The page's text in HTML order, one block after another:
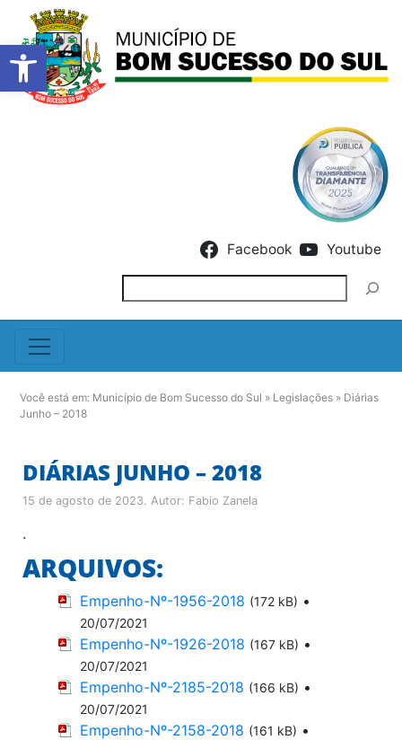
Barra de Ferramentas
Facebook Youtube
Você está em: Município de Bom Sucesso do Sul » Legislações » Diárias
Junho – 2018
DIÁRIAS JUNHO – 2018
15 de agosto de 2023. Autor: Fabio Zanela
.
ARQUIVOS:
Empenho-Nº-1956-2018 (172 kB) •
20/07/2021
Empenho-Nº-1926-2018 (167 kB) •
20/07/2021
Empenho-Nº-2185-2018 (166 kB) •
20/07/2021
Empenho-Nº-2158-2018 (161 kB) •